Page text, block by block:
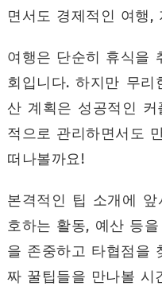
면서도 경제적인 여행,
여행은 단순히 휴식을
회입니다. 하지만 무
산 계획은 성공적인
적으로 관리하면서도
떠나볼까요!
본격적인 팁 소개에
호하는 활동, 예산 등
을 존중하고 타협점을
짜 꿀팁들을 만나볼 시